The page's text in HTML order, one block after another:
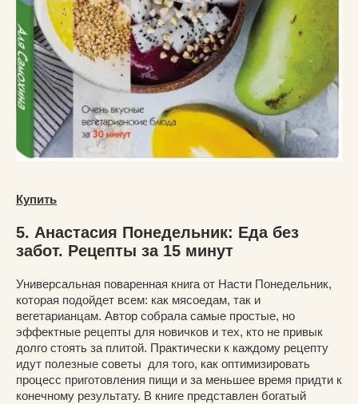
Купить
5. Анастасия Понедельник: Еда без
забот. Рецепты за 15 минут
Универсальная поваренная книга от Насти Понедельник,
которая подойдет всем: как мясоедам, так и
вегетарианцам. Автор собрала самые простые, но
эффектные рецепты для новичков и тех, кто не привык
долго стоять за плитой. Практически к каждому рецепту
идут полезные советы для того, как оптимизировать
процесс приготовления пищи и за меньшее время придти к
конечному результату. В книге представлен богатый